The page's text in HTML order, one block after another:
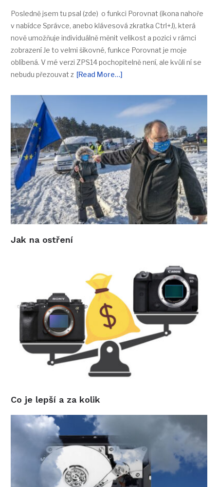
Posledně jsem tu psal (zde) o funkci Porovnat (ikona nahoře
v nabídce Správce, anebo klávesová zkratka Ctrl+J), která
nově umožňuje individuálně měnit velikost a pozici v rámci
zobrazení Je to velmi šikovné, funkce Porovnat je moje
oblíbená. V mé verzi ZPS14 pochopitelně není, ale kvůli ní se
nebudu přezouvat z [Read More…]
Jak na ostření
Co je lepší a za kolik